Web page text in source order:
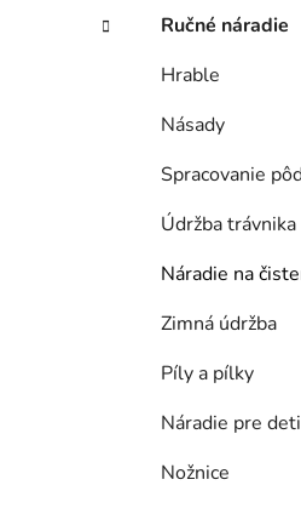
l
Ručné náradie
Hrable
Násady
Spracovanie
Údržba trávnika
Náradie na
Zimná údržba
Píly a pílky
Náradie pre deti
Nožnice